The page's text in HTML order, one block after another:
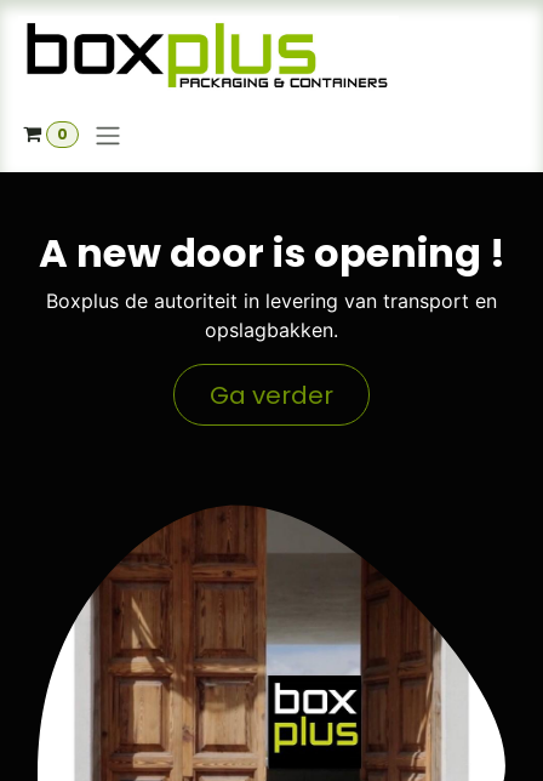
Se rendre au contenu
0
A new door is opening !
Boxplus de autoriteit in levering van transport en
opslagbakken.
Ga verder